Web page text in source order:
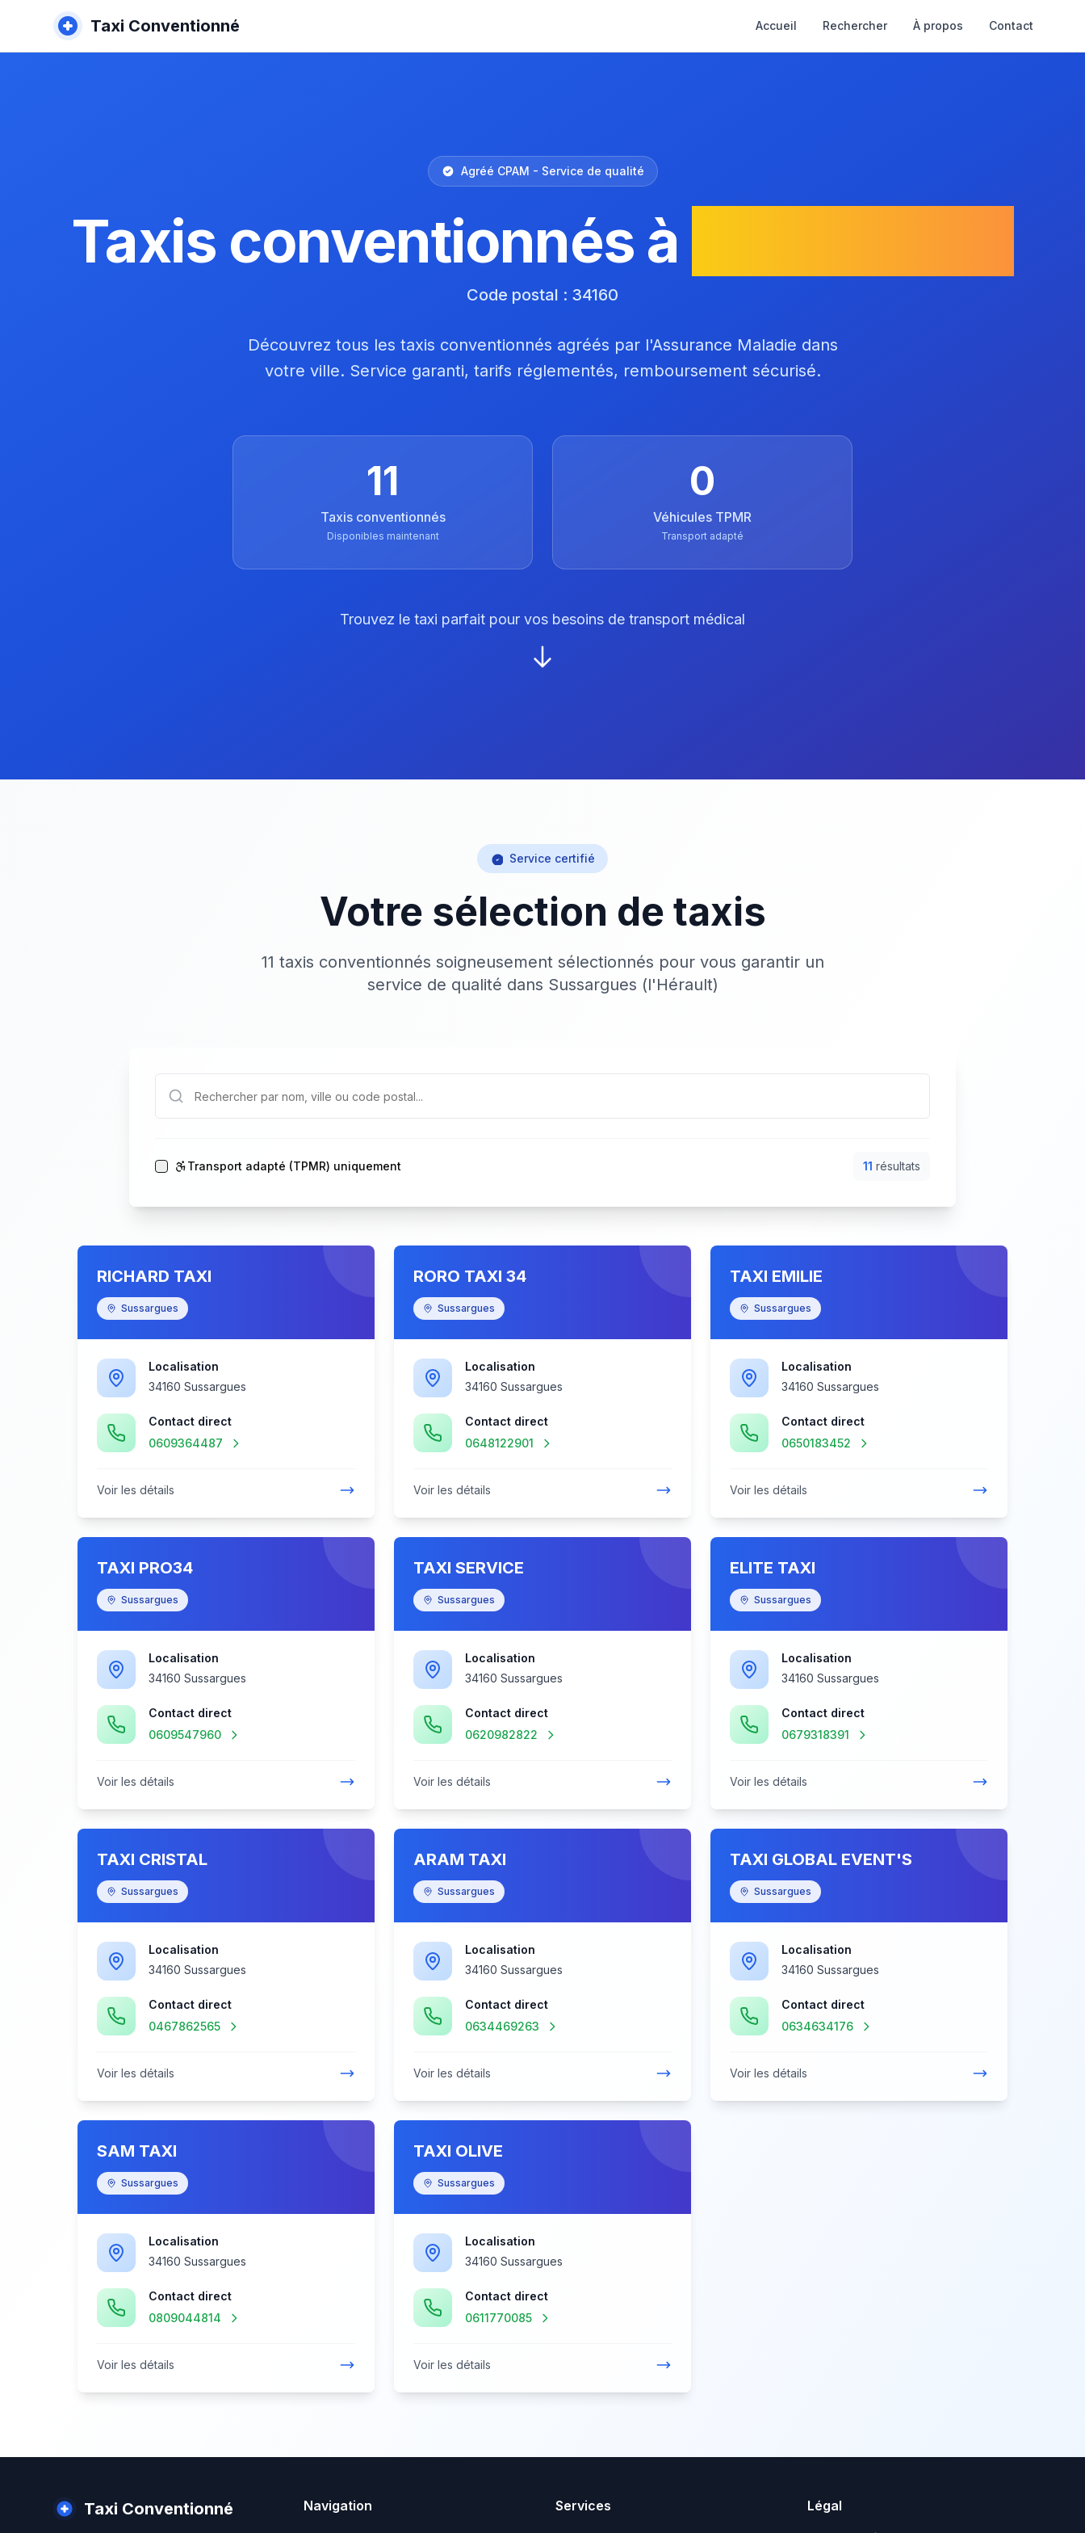
Taxi Conventionné Accueil Rechercher À propos Contact
Agréé CPAM - Service de qualité
Taxis conventionnés à
Code postal : 34160
Découvrez tous les taxis conventionnés agréés par l'Assurance Maladie dans
votre ville. Service garanti, tarifs réglementés, remboursement sécurisé.
11
Taxis conventionnés
Disponibles maintenant
0
Véhicules TPMR
Transport adapté
Trouvez le taxi parfait pour vos besoins de transport médical
Service certifié
Votre sélection de taxis
11 taxis conventionnés soigneusement sélectionnés pour vous garantir un
service de qualité dans Sussargues (l'Hérault)
Transport adapté (TPMR) uniquement 11 résultats
RICHARD TAXI
Sussargues
Localisation
34160 Sussargues
Contact direct
0609364487
Voir les détails
RORO TAXI 34
Sussargues
Localisation
34160 Sussargues
Contact direct
0648122901
Voir les détails
TAXI EMILIE
Sussargues
Localisation
34160 Sussargues
Contact direct
0650183452
Voir les détails
TAXI PRO34
Sussargues
Localisation
34160 Sussargues
Contact direct
0609547960
Voir les détails
TAXI SERVICE
Sussargues
Localisation
34160 Sussargues
Contact direct
0620982822
Voir les détails
ELITE TAXI
Sussargues
Localisation
34160 Sussargues
Contact direct
0679318391
Voir les détails
TAXI CRISTAL
Sussargues
Localisation
34160 Sussargues
Contact direct
0467862565
Voir les détails
ARAM TAXI
Sussargues
Localisation
34160 Sussargues
Contact direct
0634469263
Voir les détails
TAXI GLOBAL EVENT'S
Sussargues
Localisation
34160 Sussargues
Contact direct
0634634176
Voir les détails
SAM TAXI
Sussargues
Localisation
34160 Sussargues
Contact direct
0809044814
Voir les détails
TAXI OLIVE
Sussargues
Localisation
34160 Sussargues
Contact direct
0611770085
Voir les détails
Taxi Conventionné
Navigation
Services
Légal